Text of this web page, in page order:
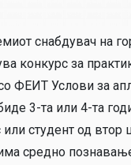
снабдувач на
конкурс за
ФЕИТ Услови за
3-та или 4-та
студент од втор
средно